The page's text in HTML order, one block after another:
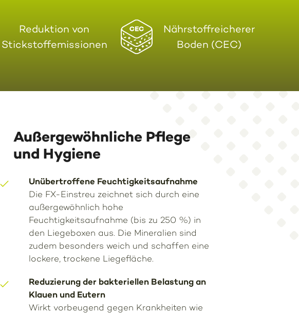
Reduktion von
Stickstoffemissionen
Nährstoffreicherer
Boden (CEC)
Außergewöhnliche Pflege
und Hygiene
Unübertroffene Feuchtigkeitsaufnahme
Die FX-Einstreu zeichnet sich durch eine
außergewöhnlich hohe
Feuchtigkeitsaufnahme (bis zu 250 %) in
den Liegeboxen aus. Die Mineralien sind
zudem besonders weich und schaffen eine
lockere, trockene Liegefläche.
Reduzierung der bakteriellen Belastung an
Klauen und Eutern
Wirkt vorbeugend gegen Krankheiten wie